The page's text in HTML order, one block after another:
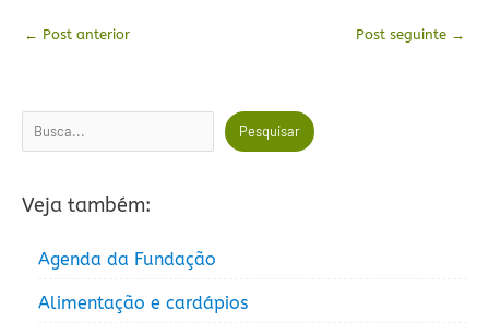
← Post anterior Post seguinte →
Pesquisar Pesquisar
Veja também:
Agenda da Fundação
Alimentação e cardápios